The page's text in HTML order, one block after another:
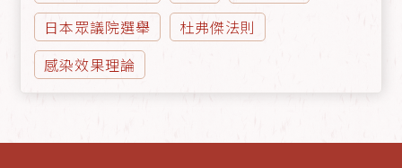
日本眾議院選舉
杜弗傑法則
感染效果理論